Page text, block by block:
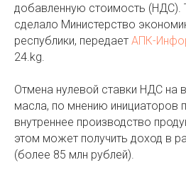
добавленную стоимость (НДС).
сделало Министерство
республики, передает АПК-
24.kg.
Отмена нулевой ставки НДС на
масла, по мнению инициаторов
внутреннее производство
этом может получить доход в
(более 85 млн рублей).